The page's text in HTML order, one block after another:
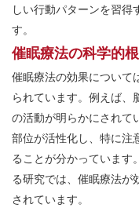
しい行動パターンを習
す。
催眠療法の科学的
催眠療法の効果について
られています。例えば
の活動が明らかにされて
部位が活性化し、特に注
ることが分かっています
る研究では、催眠療法が
されています。